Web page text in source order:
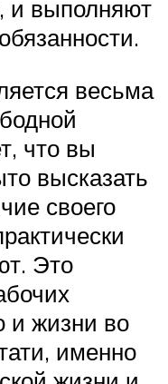
и выполняют
весьма
что вы
высказать
своего
Это
и жизни во
именно